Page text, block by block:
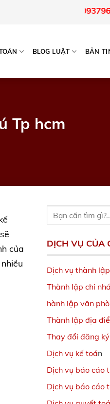
0937967242
BLOG LUẬT BẢN
Tp hcm
của
DỊCH VỤ CỦA
Dịch vụ thành
Thành lập chi
hành lập văn
Thành lập địa
Thay đổi đăng
Dịch vụ kế toán
Dịch vụ báo cáo
Dịch vụ báo cáo